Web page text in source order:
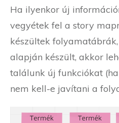
Ha ilyenkor új
vegyétek fel a story
készültek
alapján készült, akkor
találunk új funkciókat
nem kell-e javítani a